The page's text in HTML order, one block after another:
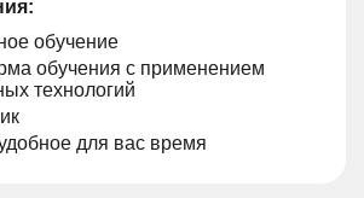
обучение
обучения с применением
технологий
для вас время